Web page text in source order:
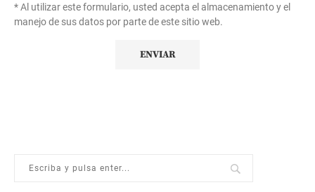
* Al utilizar este formulario, usted acepta el almacenamiento y el
manejo de sus datos por parte de este sitio web.